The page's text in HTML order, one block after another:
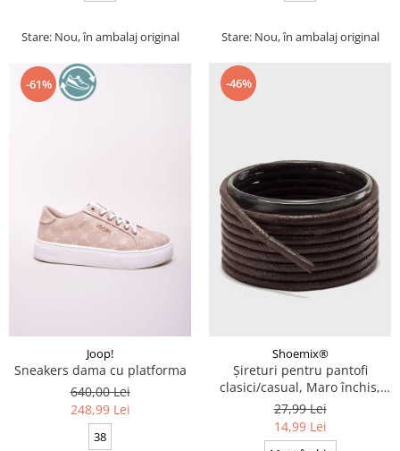
Stare: Nou, în ambalaj original Stare: Nou, în ambalaj original
-61%
Joop!
Sneakers dama cu platforma
640,00 Lei
248,99 Lei
38
-46%
Shoemix®
Șireturi pentru pantofi
clasici/casual, Maro închis,
Cerate, Calitate premium, 110
cm x 0.3 cm
27,99 Lei
14,99 Lei